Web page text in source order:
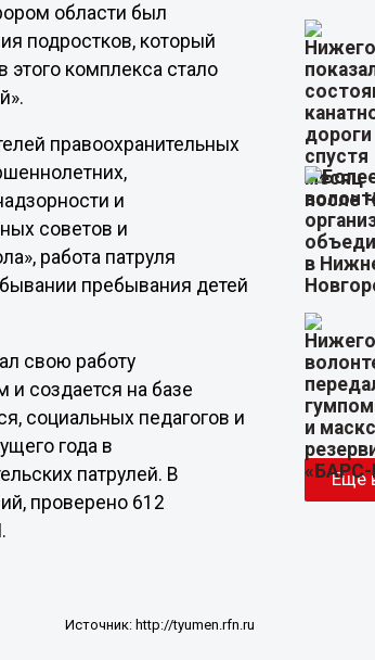
области был
подростков, который
комплекса стало
правоохранительных
и
советов и
работа патруля
пребывания детей
свою работу
и создается на базе
социальных педагогов и
года в
патрулей. В
проверено 612
Источник: http://tyumen.rfn.ru
Еще